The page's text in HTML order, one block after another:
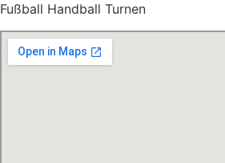
Fußball Handball Turnen